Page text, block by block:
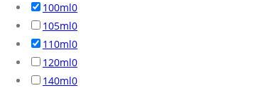
100ml0
105ml0
110ml0
120ml0
140ml0